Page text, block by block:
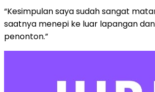
“Kesimpulan saya sudah sangat
saatnya menepi ke luar lapangan
penonton.”